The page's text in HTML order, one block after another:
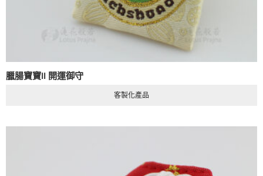
臘腸寶寶II 開運御守
客製化產品